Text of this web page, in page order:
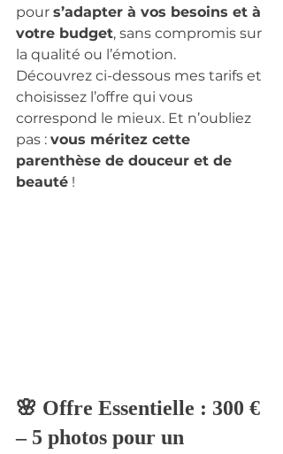
pour s’adapter à vos besoins et à
votre budget, sans compromis sur
la qualité ou l’émotion.
Découvrez ci-dessous mes tarifs et
choisissez l’offre qui vous
correspond le mieux. Et n’oubliez
pas : vous méritez cette
parenthèse de douceur et de
beauté !
🌸 Offre Essentielle : 300 €
– 5 photos pour un